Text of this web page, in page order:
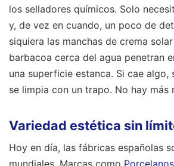
los selladores químicos. Solo
y, de vez en cuando, un poco de
siquiera las manchas de crema
barbacoa cerca del agua penetran
una superficie estanca. Si cae algo,
se limpia con un trapo. No hay más
Variedad estética sin
Hoy en día, las fábricas españolas
mundiales. Marcas como